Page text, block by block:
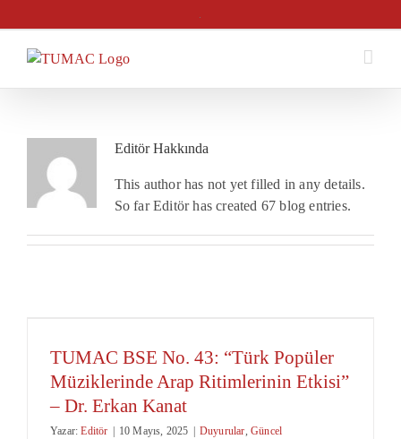
to
content
.
EditörHakkında
This author has not yet filled in any details.
So far Editör has created 67 blog entries.
TUMAC BSE No. 43: “Türk Popüler
Müziklerinde Arap Ritimlerinin Etkisi”
– Dr. Erkan Kanat
Yazar:Editör | 10 Mayıs, 2025 | Duyurular,Güncel